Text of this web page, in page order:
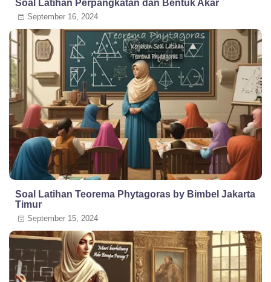
Soal Latihan Perpangkatan dan Bentuk Akar
September 16, 2024
Soal Latihan Teorema Phytagoras by Bimbel Jakarta
Timur
September 15, 2024